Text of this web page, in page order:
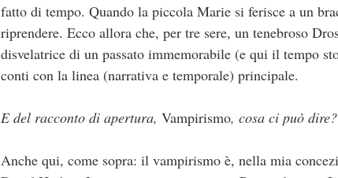
fatto di tempo. Quando la piccola Marie si ferisce a un
riprendere. Ecco allora che, per tre sere, un tenebroso
disvelatrice di un passato immemorabile (e qui il tempo
conti con la linea (narrativa e temporale) principale.
E del racconto di apertura, Vampirismo, cosa ci può dire?
Anche qui, come sopra: il vampirismo è, nella mia